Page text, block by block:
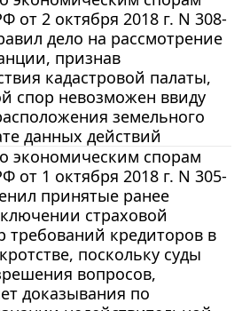
от 2 октября 2018 г. N 308-
дело на рассмотрение
признав
кадастровой палаты,
спор невозможен ввиду
земельного
данных действий
экономическим спорам
от 1 октября 2018 г. N 305-
принятые ранее
страховой
требований кредиторов в
поскольку суды
вопросов,
доказывания по